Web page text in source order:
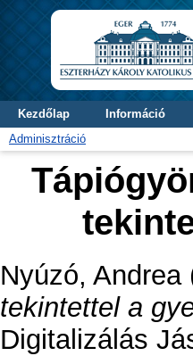
Kezdőlap Információ
Adminisztráció
Nyúzó, Andrea
tekintettel a
Digitalizálás